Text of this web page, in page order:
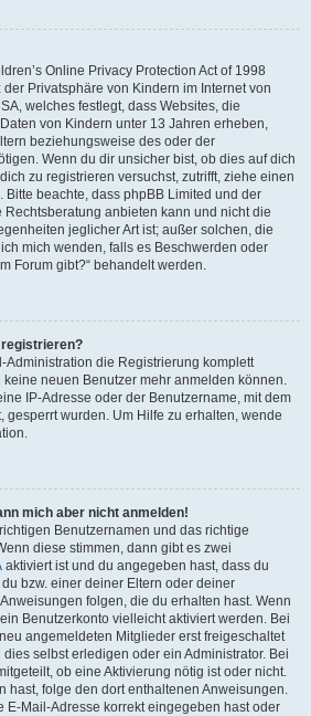
Online Privacy Protection Act of 1998
Privatsphäre von Kindern im Internet von
welches festlegt, dass Websites, die
von Kindern unter 13 Jahren erheben,
beziehungsweise des oder der
Wenn du dir unsicher bist, ob dies auf dich
zu registrieren versuchst, zutrifft, ziehe einen
Bitte beachte, dass phpBB Limited und der
Rechtsberatung anbieten kann und nicht die
jeglicher Art ist; außer solchen, die
mich wenden, falls es Beschwerden oder
Forum gibt?“ behandelt werden.
Administration die Registrierung komplett
neuen Benutzer mehr anmelden können.
IP-Adresse oder der Benutzername, mit dem
gesperrt wurden. Um Hilfe zu erhalten, wende
mich aber nicht anmelden!
Benutzernamen und das richtige
diese stimmen, dann gibt es zwei
aktiviert ist und du angegeben hast, dass du
bzw. einer deiner Eltern oder deiner
folgen, die du erhalten hast. Wenn
Benutzerkonto vielleicht aktiviert werden. Bei
angemeldeten Mitglieder erst freigeschaltet
selbst erledigen oder ein Administrator. Bei
ob eine Aktivierung nötig ist oder nicht.
hast, folge den dort enthaltenen Anweisungen.
E-Mail-Adresse korrekt eingegeben hast oder